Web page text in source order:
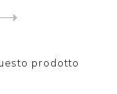
prodotto